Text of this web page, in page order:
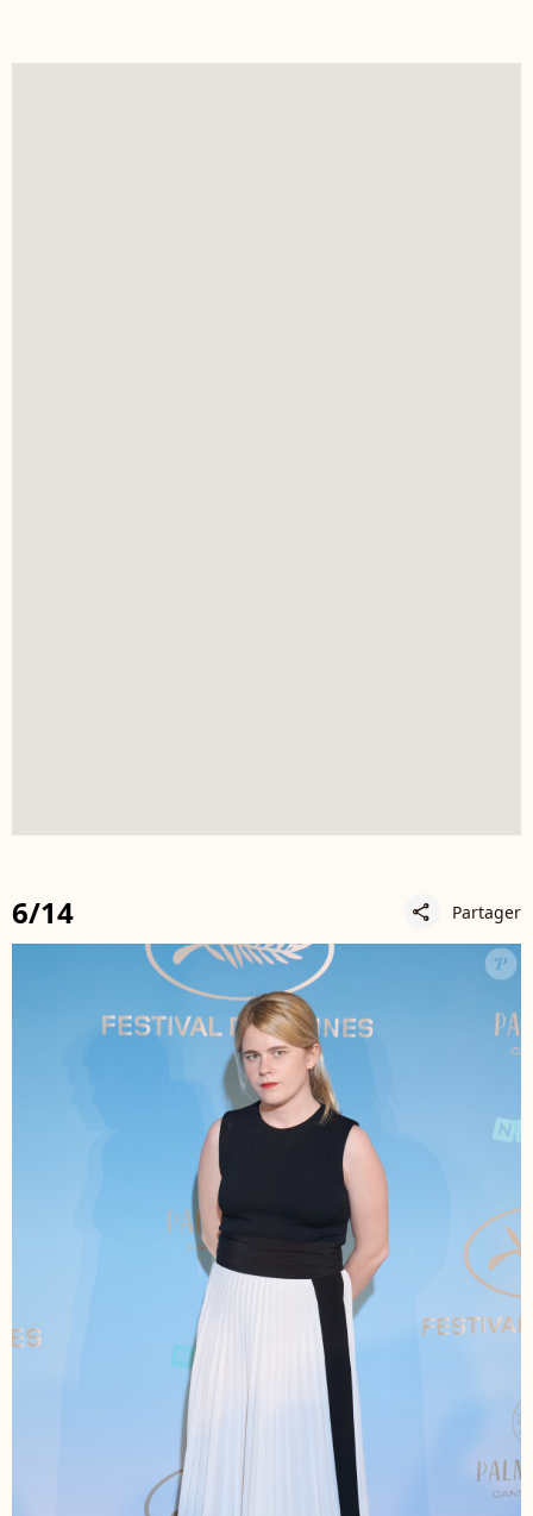
6/14 share Partager